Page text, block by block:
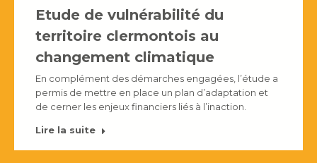
Etude de vulnérabilité du
territoire clermontois au
changement climatique
En complément des démarches engagées, l’étude a
permis de mettre en place un plan d’adaptation et
de cerner les enjeux financiers liés à l’inaction.
Lire la suite